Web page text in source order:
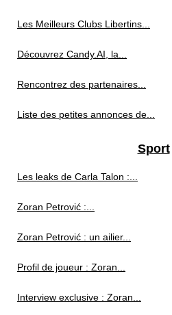
Les Meilleurs Clubs Libertins...
Découvrez Candy.AI, la...
Rencontrez des partenaires...
Liste des petites annonces de...
Sport
Les leaks de Carla Talon :...
Zoran Petrović :...
Zoran Petrović : un ailier...
Profil de joueur : Zoran...
Interview exclusive : Zoran...